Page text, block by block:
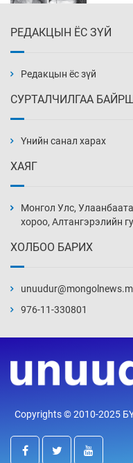
Өчигдөр
Өчигдөр
Өчигдөр
Өчигдөр
Өчигдөр
РЕДАКЦЫН ЁС ЗҮЙ
Редакцын ёс зүй
СУРТАЛЧИЛГАА
Үнийн санал харах
ХАЯГ
Монгол Улс,
хороо, Алтангэрэлийн
ХОЛБОО БАРИХ
976-11-330801
Copyrights © 2010-2025